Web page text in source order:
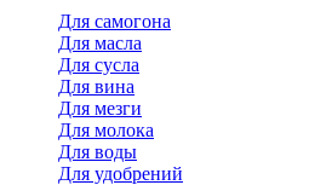
Для самогона
Для масла
Для сусла
Для вина
Для мезги
Для молока
Для воды
Для удобрений